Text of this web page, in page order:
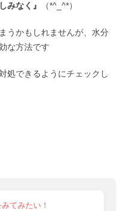
みなく』 （*^_^*）
うかもしれませんが、水分
な方法です
処できるようにチェックし
てみたい！